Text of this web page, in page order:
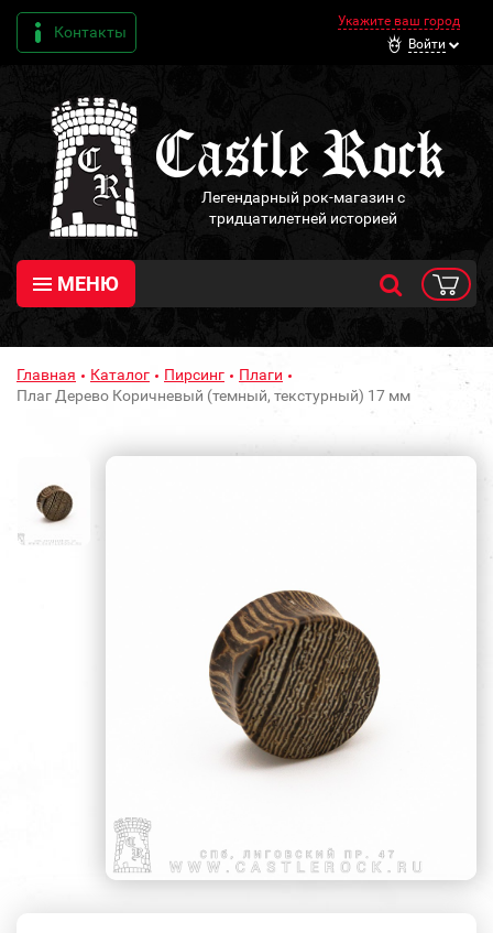
Контакты
Укажите ваш город
Войти
Легендарный рок-магазин с
тридцатилетней историей
МЕНЮ
Главная Каталог Пирсинг
Плаги
Плаг Дерево Коричневый (темный, текстурный) 17 мм